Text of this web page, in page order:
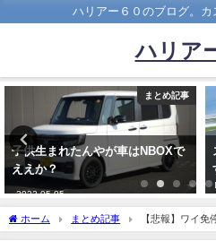
ハリアー６０のブログ。カ
ハリア
まとめ記事
スバルBRZ「0-100加速は7.6秒で
す」←こいつがスポーツカーのフ
リしてる理由wwwwwwwwwwww
ホーム まとめ記事
【悲報】ワイ免
ｗｗｗｗｗｗ